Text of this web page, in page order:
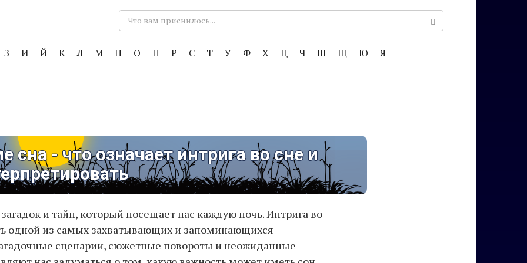
Поиск:
З И Й К Л М Н О П Р С Т У Ф Х Ц Ч Ш Щ Ю Я
сна - что означает интрига во сне и
и тайн, который посещает нас каждую ночь. Интрига во
одной из самых захватывающих и запоминающихся
сценарии, сюжетные повороты и неожиданные